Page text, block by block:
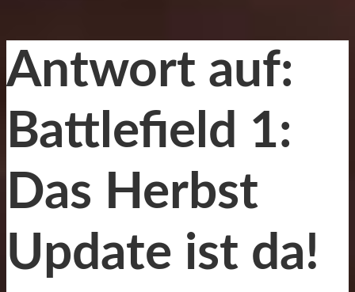
Antwort auf:
Battlefield 1:
Das Herbst
Update ist da!